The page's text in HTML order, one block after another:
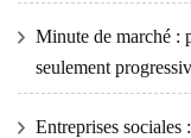
Minute de marché :
seulement
Entreprises sociales